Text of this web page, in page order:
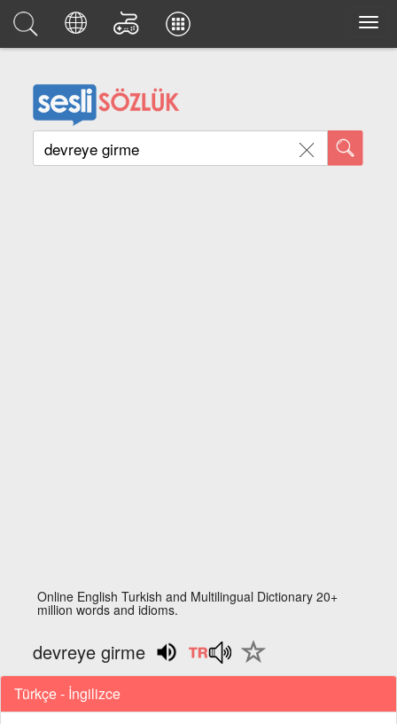
Online English Turkish and Multilingual Dictionary 20+
million words and idioms.
devreye girme
Türkçe - İngilizce